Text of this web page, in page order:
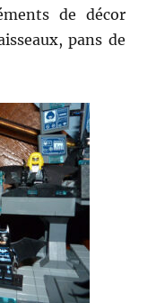
de décor
pans de